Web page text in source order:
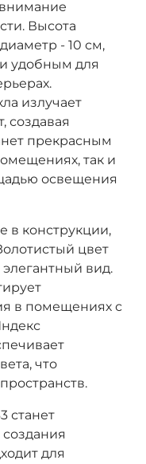
Высота
- 10 см,
удобным для
излучает
создавая
прекрасным
так и
освещения
в конструкции,
цвет
вид.
в помещениях с
что
станет
для